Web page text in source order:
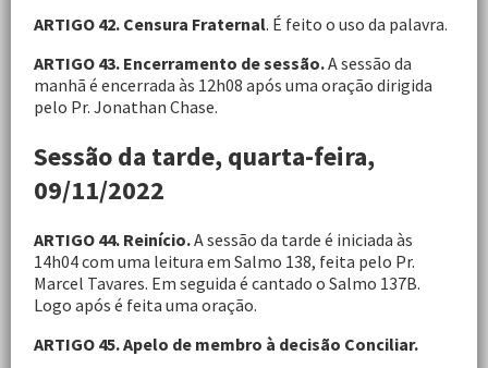
ARTIGO 42. Censura Fraternal. É feito o uso da palavra.
ARTIGO 43. Encerramento de sessão.A sessão da
manhã é encerrada às 12h08 após uma oração dirigida
pelo Pr. Jonathan Chase.
Sessão da tarde, quarta-feira,
09/11/2022
ARTIGO 44. Reinício.A sessão da tarde é iniciada às
14h04 com uma leitura em Salmo 138, feita pelo Pr.
Marcel Tavares. Em seguida é cantado o Salmo 137B.
Logo após é feita uma oração.
ARTIGO 45. Apelo de membro à decisão Conciliar.